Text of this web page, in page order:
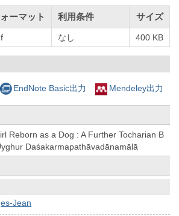
ーマット 利用条件 サイズ
なし 400 KB
EndNote Basic出力 Mendeley出力
Reborn as a Dog : A Further Tocharian B
Daśakarmapathāvadānamālā
Jean